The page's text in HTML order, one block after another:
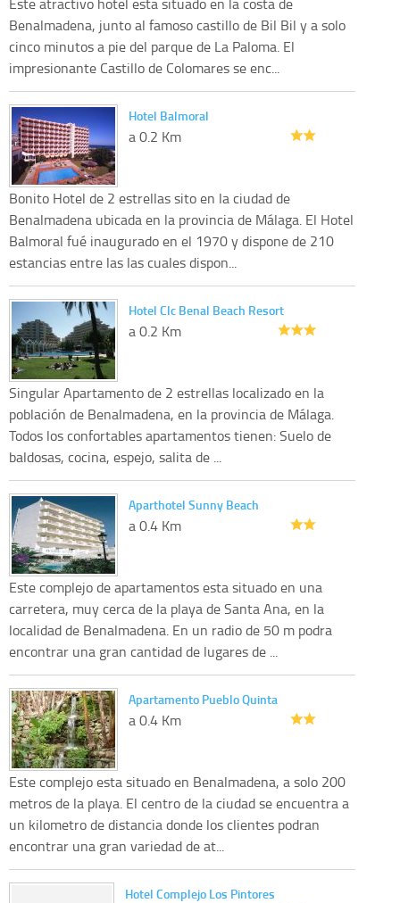
Benalmadena, junto al famoso castillo de Bil Bil y a solo
cinco minutos a pie del parque de La Paloma. El
impresionante Castillo de Colomares se enc...
Hotel Balmoral
a 0.2 Km
Bonito Hotel de 2 estrellas sito en la ciudad de
Benalmadena ubicada en la provincia de Málaga. El Hotel
Balmoral fué inaugurado en el 1970 y dispone de 210
estancias entre las las cuales dispon...
Hotel Clc Benal Beach Resort
a 0.2 Km
Singular Apartamento de 2 estrellas localizado en la
población de Benalmadena, en la provincia de Málaga.
Todos los confortables apartamentos tienen: Suelo de
baldosas, cocina, espejo, salita de ...
Aparthotel Sunny Beach
a 0.4 Km
Este complejo de apartamentos esta situado en una
carretera, muy cerca de la playa de Santa Ana, en la
localidad de Benalmadena. En un radio de 50 m podra
encontrar una gran cantidad de lugares de ...
Apartamento Pueblo Quinta
a 0.4 Km
Este complejo esta situado en Benalmadena, a solo 200
metros de la playa. El centro de la ciudad se encuentra a
un kilometro de distancia donde los clientes podran
encontrar una gran variedad de at...
Hotel Complejo Los Pintores